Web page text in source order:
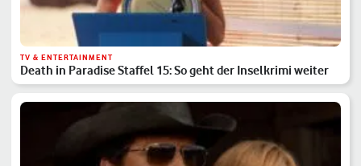
TV & ENTERTAINMENT
Death in Paradise Staffel 15: So geht der Inselkrimi weiter